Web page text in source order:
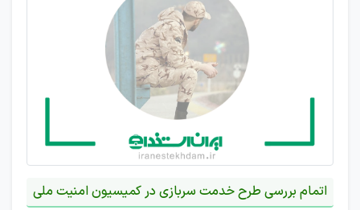
اتمام بررسی طرح خدمت سربازی در کمیسیون امنیت ملی